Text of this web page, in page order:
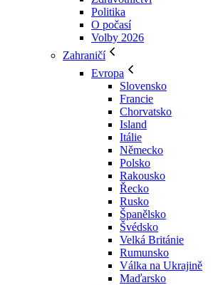
Politika
O počasí
Volby 2026
Zahraničí
Evropa
Slovensko
Francie
Chorvatsko
Island
Itálie
Německo
Polsko
Rakousko
Řecko
Rusko
Španělsko
Švédsko
Velká Británie
Rumunsko
Válka na Ukrajině
Maďarsko